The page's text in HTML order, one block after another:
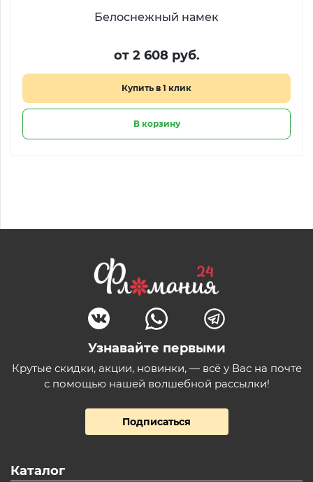
Белоснежный намек
от 2 608 руб.
Купить в 1 клик
В корзину
Узнавайте первыми
Крутые скидки, акции, новинки, — всё у Вас на почте
с помощью нашей волшебной рассылки!
Подписаться
Каталог